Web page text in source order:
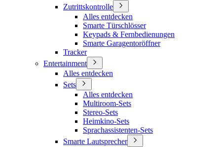
Zutrittskontrolle
Alles entdecken
Smarte Türschlösser
Keypads & Fernbedienungen
Smarte Garagentoröffner
Tracker
Entertainment
Alles entdecken
Sets
Alles entdecken
Multiroom-Sets
Stereo-Sets
Heimkino-Sets
Sprachassistenten-Sets
Smarte Lautsprecher